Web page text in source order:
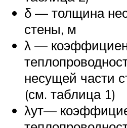
δ — толщина
стены, м
λ —
несущей части
(см. таблица 1)
λут—